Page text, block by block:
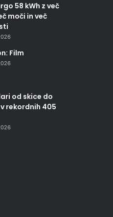
58 kWh z več
moči in več
Film
od skice do
rekordnih 405